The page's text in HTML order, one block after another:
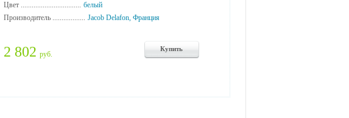
Цвет ................................. белый
Производитель .................. Jacob Delafon, Франция
2 802 руб.
Купить